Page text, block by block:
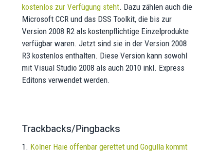
kostenlos zur Verfügung steht. Dazu zählen auch die
Microsoft CCR und das DSS Toolkit, die bis zur
Version 2008 R2 als kostenpflichtige Einzelprodukte
verfügbar waren. Jetzt sind sie in der Version 2008
R3 kostenlos enthalten. Diese Version kann sowohl
mit Visual Studio 2008 als auch 2010 inkl. Express
Editons verwendet werden.
Trackbacks/Pingbacks
Kölner Haie offenbar gerettet und Gogulla kommt